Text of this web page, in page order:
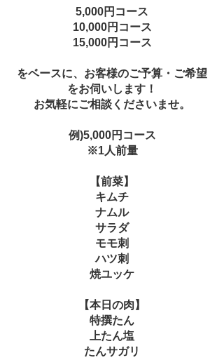
5,000円コース
10,000円コース
15,000円コース
をベースに、お客様のご予算・ご希望
をお伺いします！
お気軽にご相談くださいませ。
例)5,000円コース
※1人前量
【前菜】
キムチ
ナムル
サラダ
モモ刺
ハツ刺
焼ユッケ
【本日の肉】
特撰たん
上たん塩
たんサガリ